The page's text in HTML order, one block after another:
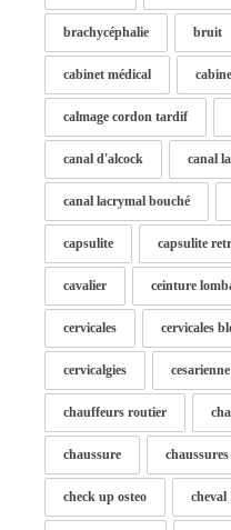
brachycéphalie bruit
cabinet médical
calmage cordon tardif
canal d'alcock canal
canal lacrymal bouché
capsulite capsulite
cavalier ceinture
cervicales cervicales
cervicalgies cesarienne
chauffeurs routier
chaussure chaussures
check up osteo cheval